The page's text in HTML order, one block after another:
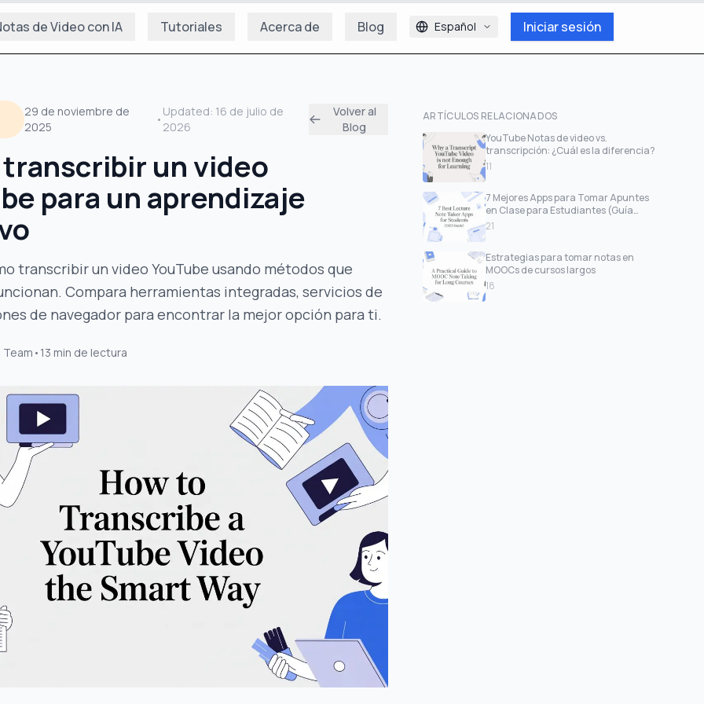
de Video con IA Tutoriales Acerca de Blog Español Iniciar sesión
29 de noviembre de
2025
•
Updated: 16 de julio de
2026
Volver al
Blog
un video
para un aprendizaje
transcribir un video YouTube usando métodos que
Compara herramientas integradas, servicios de
de navegador para encontrar la mejor opción para ti.
• 13 min de lectura
ARTÍCULOS RELACIONADOS
YouTube Notas de video vs.
transcripción: ¿Cuál es la diferencia?
11
7 Mejores Apps para Tomar Apuntes
en Clase para Estudiantes (Guía
2026)
21
Estrategias para tomar notas en
MOOCs de cursos largos
18